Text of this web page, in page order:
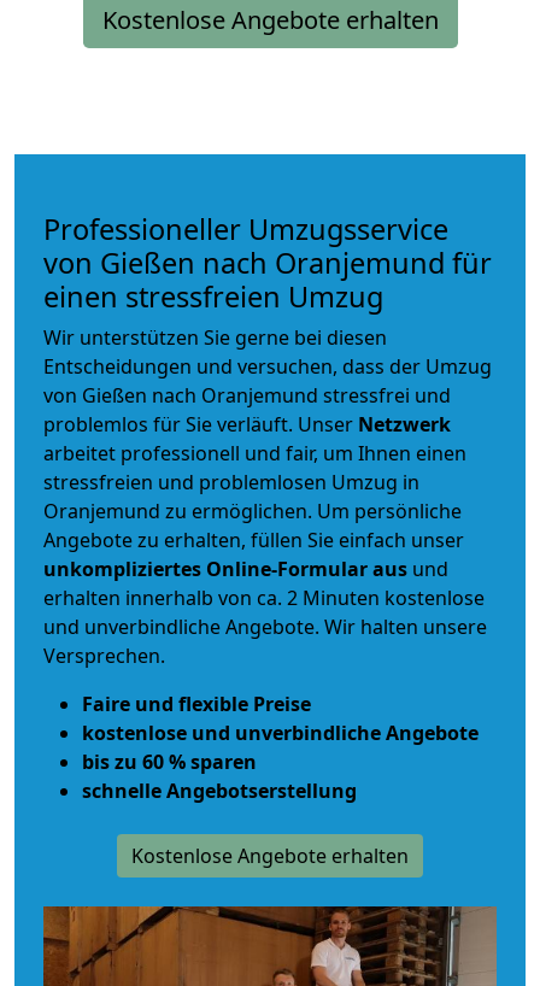
Kostenlose Angebote erhalten
Professioneller Umzugsservice
von Gießen nach Oranjemund für
einen stressfreien Umzug
Wir unterstützen Sie gerne bei diesen
Entscheidungen und versuchen, dass der Umzug
von Gießen nach Oranjemund stressfrei und
problemlos für Sie verläuft. Unser Netzwerk
arbeitet professionell und fair, um Ihnen einen
stressfreien und problemlosen Umzug in
Oranjemund zu ermöglichen. Um persönliche
Angebote zu erhalten, füllen Sie einfach unser
unkompliziertes Online-Formular aus und
erhalten innerhalb von ca. 2 Minuten kostenlose
und unverbindliche Angebote. Wir halten unsere
Versprechen.
Faire und flexible Preise
kostenlose und unverbindliche Angebote
bis zu 60 % sparen
schnelle Angebotserstellung
Kostenlose Angebote erhalten